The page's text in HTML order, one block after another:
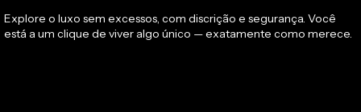
Explore o luxo sem excessos, com discrição e segurança. Você
está a um clique de viver algo único — exatamente como merece.